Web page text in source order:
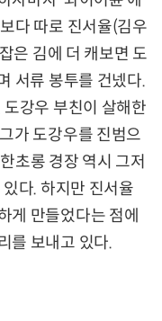
다 따로 진서율(김우
은 김에 더 캐보면 도
서류 봉투를 건넸다.
강우 부친이 살해한
가 도강우를 진범으
초롱 경장 역시 그저
다. 하지만 진서율
게 만들었다는 점에
를 보내고 있다.